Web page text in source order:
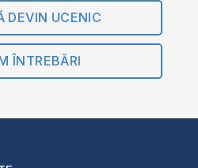
DEVIN UCENIC
ÎNTREBĂRI